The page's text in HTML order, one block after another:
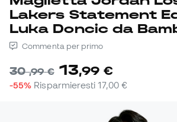
Lakers Statement
Luka Doncic da
Commenta per primo
30,99 € 13,99 €
-55% Risparmieresti17,00 €